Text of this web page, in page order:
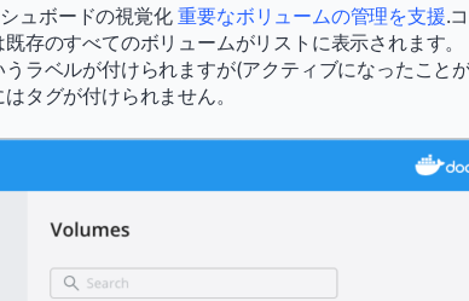
ュボードの視覚化重要なボリュームの管理を支援.
存のすべてのボリュームがリストに表示されます
ラベルが付けられますが(アクティブになったこと
タグが付けられません。